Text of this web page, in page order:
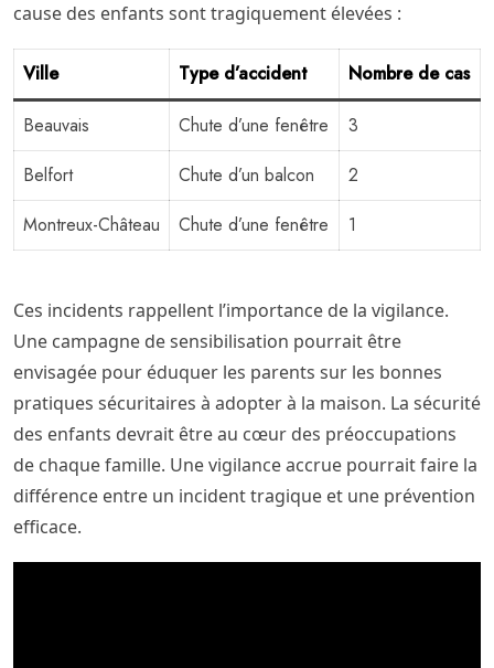
cause des enfants sont tragiquement élevées :
Ville Type d’accident Nombre de cas
Beauvais Chute d’une fenêtre
3
Belfort
Chute d’un balcon
2
Montreux-Château
Chute d’une fenêtre 1
Ces incidents rappellent l’importance de la vigilance.
Une campagne de sensibilisation pourrait être
envisagée pour éduquer les parents sur les bonnes
pratiques sécuritaires à adopter à la maison. La sécurité
des enfants devrait être au cœur des préoccupations
de chaque famille. Une vigilance accrue pourrait faire la
différence entre un incident tragique et une prévention
efficace.